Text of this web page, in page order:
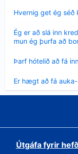
Hvernig get ég séð
sýnt
Ég er að slá inn
mun ég þurfa að
Minna
sýnt
Þarf hótelið að fá
sýnt
Er hægt að fá
sýnt
Útgáfa fyrir